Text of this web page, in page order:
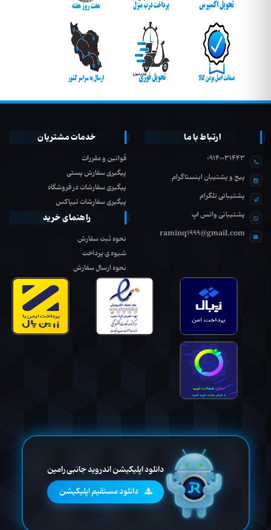
ارتباط با ما
09140031443
پیج و پشتیبان اینستاگرام
پشتیبانی تلگرام
پشتیبانی واتس اپ
raminq1999@gmail.com
خدمات مشتریان
قوانین و مقررات
پیگیری سفارش پستی
پیگیری سفارشات در فروشگاه
پیگیری سفارشات تیپاکس
راهنمای خرید
نحوه ثبت سفارش
شیوه ی پرداخت
نحوه ارسال سفارش
دانلود اپلیکیشن اندروید جانبی رامین
دانلود مستقیم اپلیکیشن